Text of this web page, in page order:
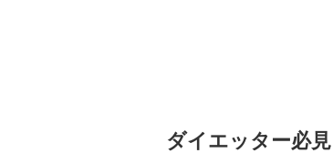
ダイエッター必